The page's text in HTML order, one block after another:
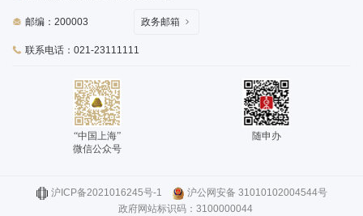
邮编：200003
联系电话：021-23111111
政务邮箱
“中国上海”
微信公众号
随申办
沪ICP备2021016245号-1
沪公网安备 31010102004544号
政府网站标识码：3100000044